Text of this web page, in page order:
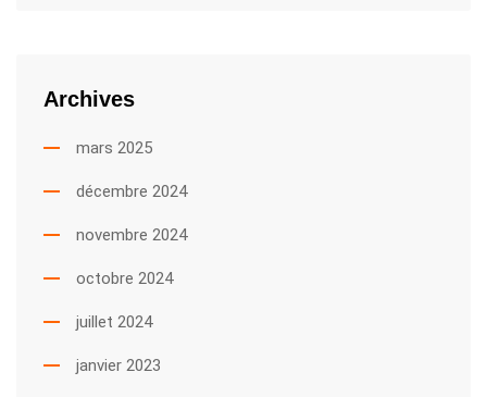
Archives
mars 2025
décembre 2024
novembre 2024
octobre 2024
juillet 2024
janvier 2023